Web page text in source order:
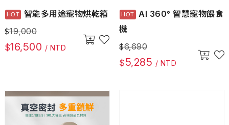
智能多用途寵物烘乾箱
$19,000
$16,500 / NTD
AI 360° 智慧寵物餵食
機
$6,690
$5,285 / NTD